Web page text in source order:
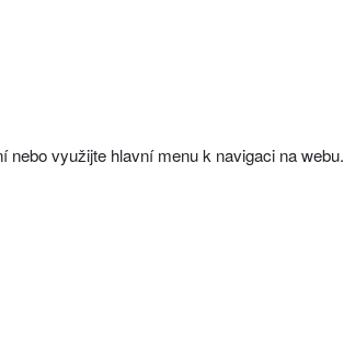
využijte hlavní menu k navigaci na webu.